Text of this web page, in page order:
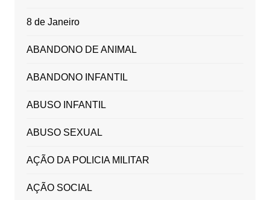
8 de Janeiro
ABANDONO DE ANIMAL
ABANDONO INFANTIL
ABUSO INFANTIL
ABUSO SEXUAL
AÇÃO DA POLICIA MILITAR
AÇÃO SOCIAL